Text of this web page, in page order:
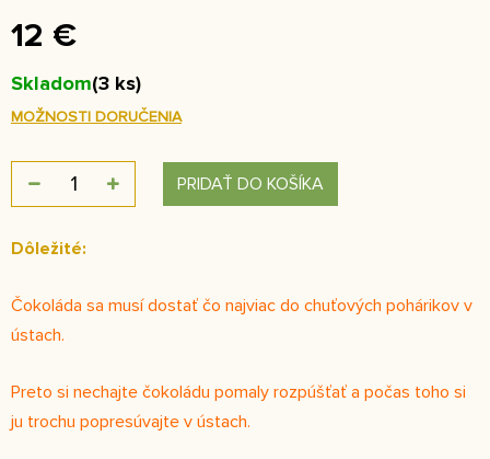
12 €
Skladom(3 ks)
MOŽNOSTI DORUČENIA
PRIDAŤ DO KOŠÍKA
Dôležité:
Čokoláda sa musí dostať čo najviac do chuťových pohárikov v
ústach.
Preto si nechajte čokoládu pomaly rozpúšťať a počas toho si
ju trochu popresúvajte v ústach.